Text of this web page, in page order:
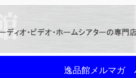
逸品館メルマガ